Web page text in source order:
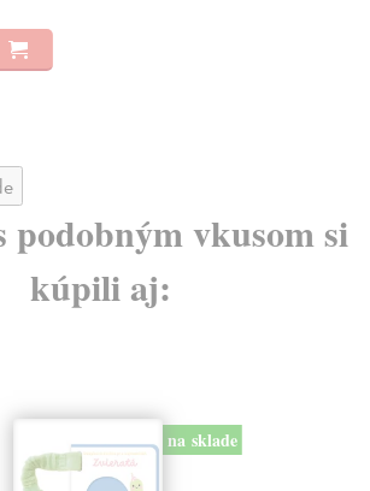
podobným vkusom si
kúpili aj:
na sklade